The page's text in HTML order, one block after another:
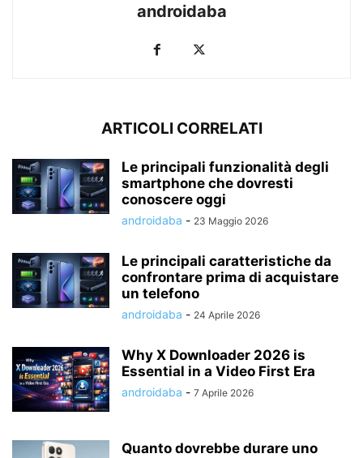
androidaba
ARTICOLI CORRELATI
Le principali funzionalità degli
smartphone che dovresti
conoscere oggi
androidaba - 23 Maggio 2026
Le principali caratteristiche da
confrontare prima di acquistare
un telefono
androidaba - 24 Aprile 2026
Why X Downloader 2026 is
Essential in a Video First Era
androidaba - 7 Aprile 2026
Quanto dovrebbe durare uno